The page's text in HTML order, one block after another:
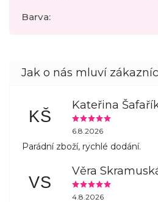
Barva:
KŠ
Kateřina
6.8.2026
Parádní zboží, rychlé dodání.
VS
Věra
4.8.2026